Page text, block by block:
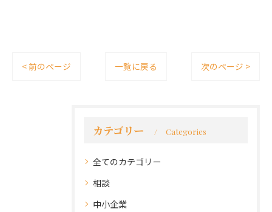
< 前のページ 一覧に戻る 次のページ >
カテゴリー Categories
全てのカテゴリー
相談
中小企業